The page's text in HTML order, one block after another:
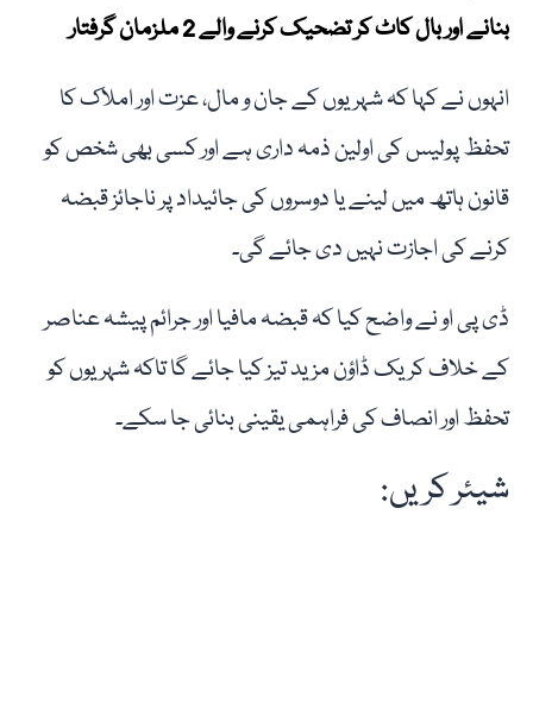
بنانے اور بال کاٹ کر تضحیک کرنے والے 2 ملزمان گرفتار
انہوں نے کہا کہ شہریوں کے جان و مال، عزت اور املاک کا
تحفظ پولیس کی اولین ذمہ داری ہے اور کسی بھی شخص کو
قانون ہاتھ میں لینے یا دوسروں کی جائیداد پر ناجائز قبضہ
کرنے کی اجازت نہیں دی جائے گی۔
ڈی پی او نے واضح کیا کہ قبضہ مافیا اور جرائم پیشہ عناصر
کے خلاف کریک ڈاؤن مزید تیز کیا جائے گا تاکہ شہریوں کو
تحفظ اور انصاف کی فراہمی یقینی بنائی جا سکے۔
شیئر کریں: